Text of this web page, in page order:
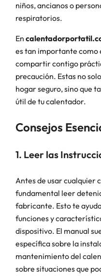
niños, ancianos o
respiratorios.
En
es tan importante como
compartir contigo
precaución. Estas no
hogar seguro, sino que
útil de tu calentador.
Consejos
1. Leer las
Antes de usar cualquier
fundamental leer
fabricante. Esto te
funciones y
dispositivo. El manual
específica sobre la
mantenimiento del
sobre situaciones que